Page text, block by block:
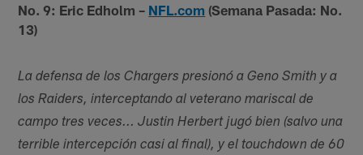
No. 9: Eric Edholm – NFL.com (Semana Pasada: No.
13)
La defensa de los Chargers presionó a Geno Smith y a
los Raiders, interceptando al veterano mariscal de
campo tres veces... Justin Herbert jugó bien (salvo una
terrible intercepción casi al final), y el touchdown de 60